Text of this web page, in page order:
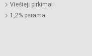
Viešieji pirkimai
1,2% parama